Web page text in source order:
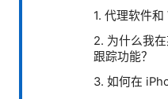
1. 代理软件和
2. 为什么我
跟踪功能？
3. 如何在